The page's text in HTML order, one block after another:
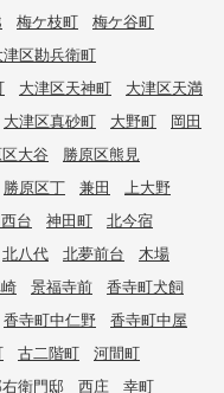
梅ケ枝町
梅ケ谷町
津区勘兵衛町
大津区天神町
大津区天満
大津区真砂町 大野町
岡田
大谷
勝原区熊見
勝原区丁 兼田
上大野
台 神田町
北今宿
北八代 北夢前台
木場
景福寺前
香寺町犬飼
香寺町中仁野
香寺町中屋
古二階町
河間町
衛門邸 西庄 幸町